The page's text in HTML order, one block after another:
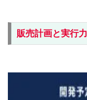
販売計画と実行力